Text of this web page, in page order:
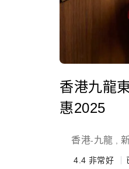
香港九龍
惠2025
香港-九龍
4.4 非常好